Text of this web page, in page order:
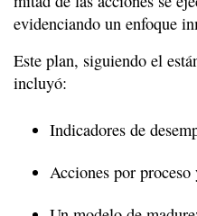
evidenciando un enfoque
Este plan, siguiendo el
incluyó:
Indicadores de
Acciones por